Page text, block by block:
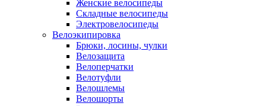
Женские велосипеды
Складные велосипеды
Электровелосипеды
Велоэкипировка
Брюки, лосины, чулки
Велозащита
Велоперчатки
Велотуфли
Велошлемы
Велошорты